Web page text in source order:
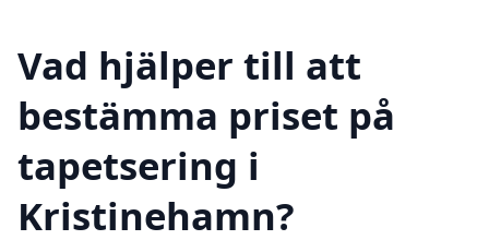
Vad hjälper till att
bestämma priset på
tapetsering i
Kristinehamn?